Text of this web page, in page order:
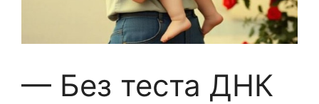
— Без теста ДНК